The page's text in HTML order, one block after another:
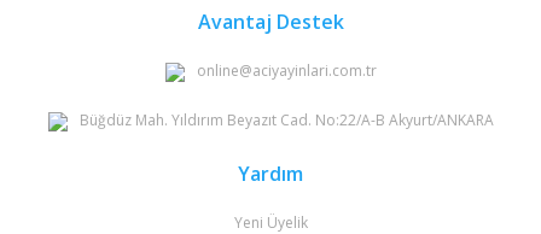
Avantaj Destek
online@aciyayinlari.com.tr
Büğdüz Mah. Yıldırım Beyazıt Cad. No:22/A-B Akyurt/ANKARA
Yardım
Yeni Üyelik